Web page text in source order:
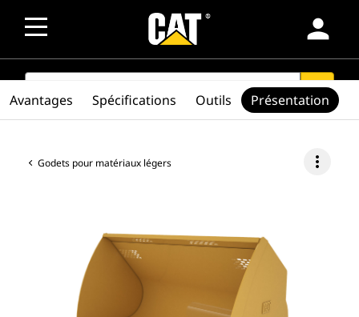
person
SEARCH search
Godets pour matériaux légers more_vert
Avantages Spécifications Outils Présentation